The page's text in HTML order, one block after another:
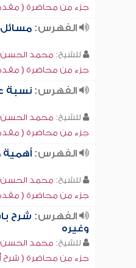
جزء من محاضرة (
الفهرس:
للشيخ: محمد الحسن
جزء من محاضرة (
الفهرس:نسبة
للشيخ: محمد الحسن
جزء من محاضرة (
الفهرس:أهمية
للشيخ: محمد الحسن
جزء من محاضرة (
الفهرس: شرح
وغيره
للشيخ: محمد الحسن
جزء من محاضرة ( شرح